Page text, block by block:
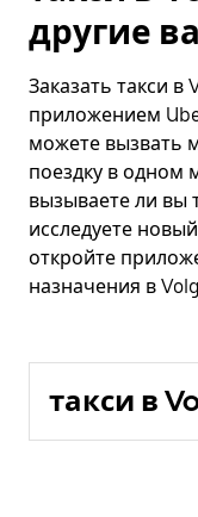
другие
Заказать такси
приложением
можете вызвать
поездку в одном
вызываете ли вы
исследуете
откройте
назначения в
такси в